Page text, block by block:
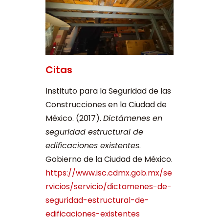
Citas
Instituto para la Seguridad de las
Construcciones en la Ciudad de
México. (2017). Dictámenes en
seguridad estructural de
edificaciones existentes.
Gobierno de la Ciudad de México.
https://www.isc.cdmx.gob.mx/se
rvicios/servicio/dictamenes-de-
seguridad-estructural-de-
edificaciones-existentes